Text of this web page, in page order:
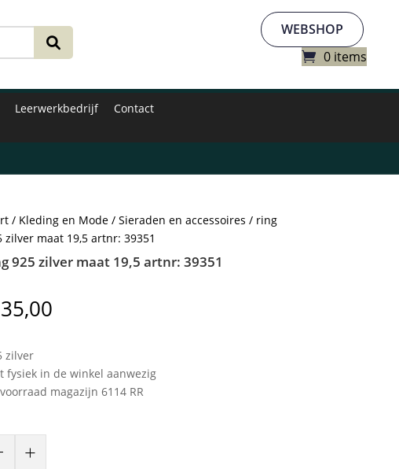
WEBSHOP
0 items
Leerwerkbedrijf Contact
/ Kleding en Mode/ Sieraden en accessoires / ring
zilver maat 19,5 artnr: 39351
925 zilver maat 19,5 artnr: 39351
zilver
fysiek in de winkel aanwezig
magazijn 6114 RR
+